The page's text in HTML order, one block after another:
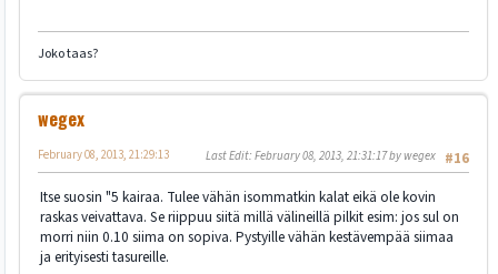
Joko taas?
wegex
#16
February 08, 2013, 21:29:13 Last Edit: February 08, 2013, 21:31:17 by wegex
Itse suosin "5 kairaa. Tulee vähän isommatkin kalat eikä ole kovin
raskas veivattava. Se riippuu siitä millä välineillä pilkit esim: jos sul on
morri niin 0.10 siima on sopiva. Pystyille vähän kestävempää siimaa
ja erityisesti tasureille.